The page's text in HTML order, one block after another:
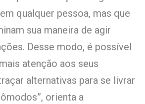
qualquer pessoa, mas que
sua maneira de agir
Desse modo, é possível
atenção aos seus
alternativas para se livrar
orienta a